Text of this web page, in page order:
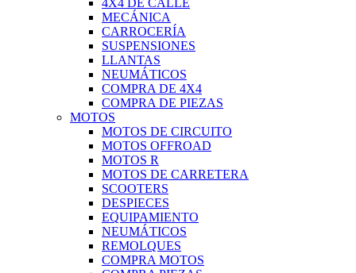
4X4 DE CALLE
MECÁNICA
CARROCERÍA
SUSPENSIONES
LLANTAS
NEUMÁTICOS
COMPRA DE 4X4
COMPRA DE PIEZAS
MOTOS
MOTOS DE CIRCUITO
MOTOS OFFROAD
MOTOS R
MOTOS DE CARRETERA
SCOOTERS
DESPIECES
EQUIPAMIENTO
NEUMÁTICOS
REMOLQUES
COMPRA MOTOS